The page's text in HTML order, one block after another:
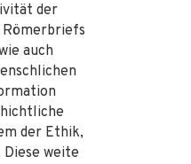
der
Römerbriefs
auch
der Ethik,
weite